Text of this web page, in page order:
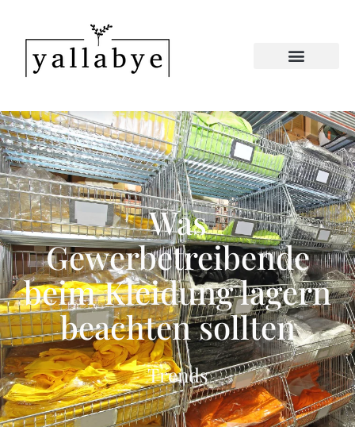
Was
Gewerbetreibende
beim Kleidung lagern
beachten sollten
Trends